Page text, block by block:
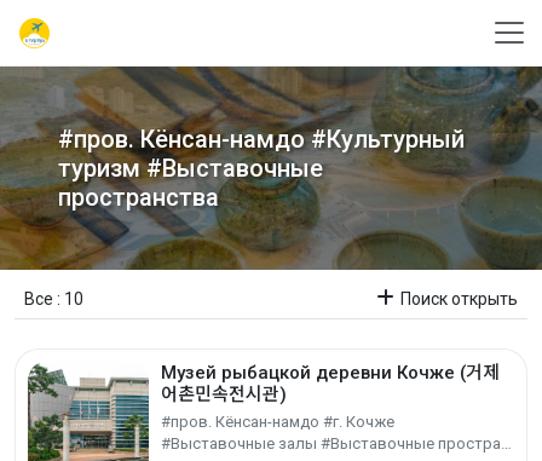
#пров. Кёнсан-намдо #Культурный
туризм #Выставочные
пространства
Все : 10 Поиск открыть
Музей рыбацкой деревни Кочже (거제
어촌민속전시관)
#пров. Кёнсан-намдо #г. Кочже
#Выставочные залы #Выставочные пространства #Культурный туризм